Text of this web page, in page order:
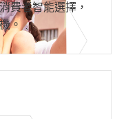
費者智能選擇，
。